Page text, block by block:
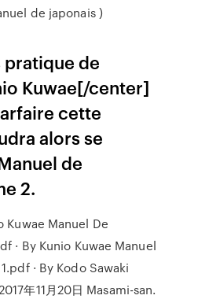
de japonais )
de
Kuwae[/center]
cette
alors se
de
2.
Kuwae Manuel De
· By Kunio Kuwae Manuel
· By Kodo Sawaki
年11月20日 Masami-san.